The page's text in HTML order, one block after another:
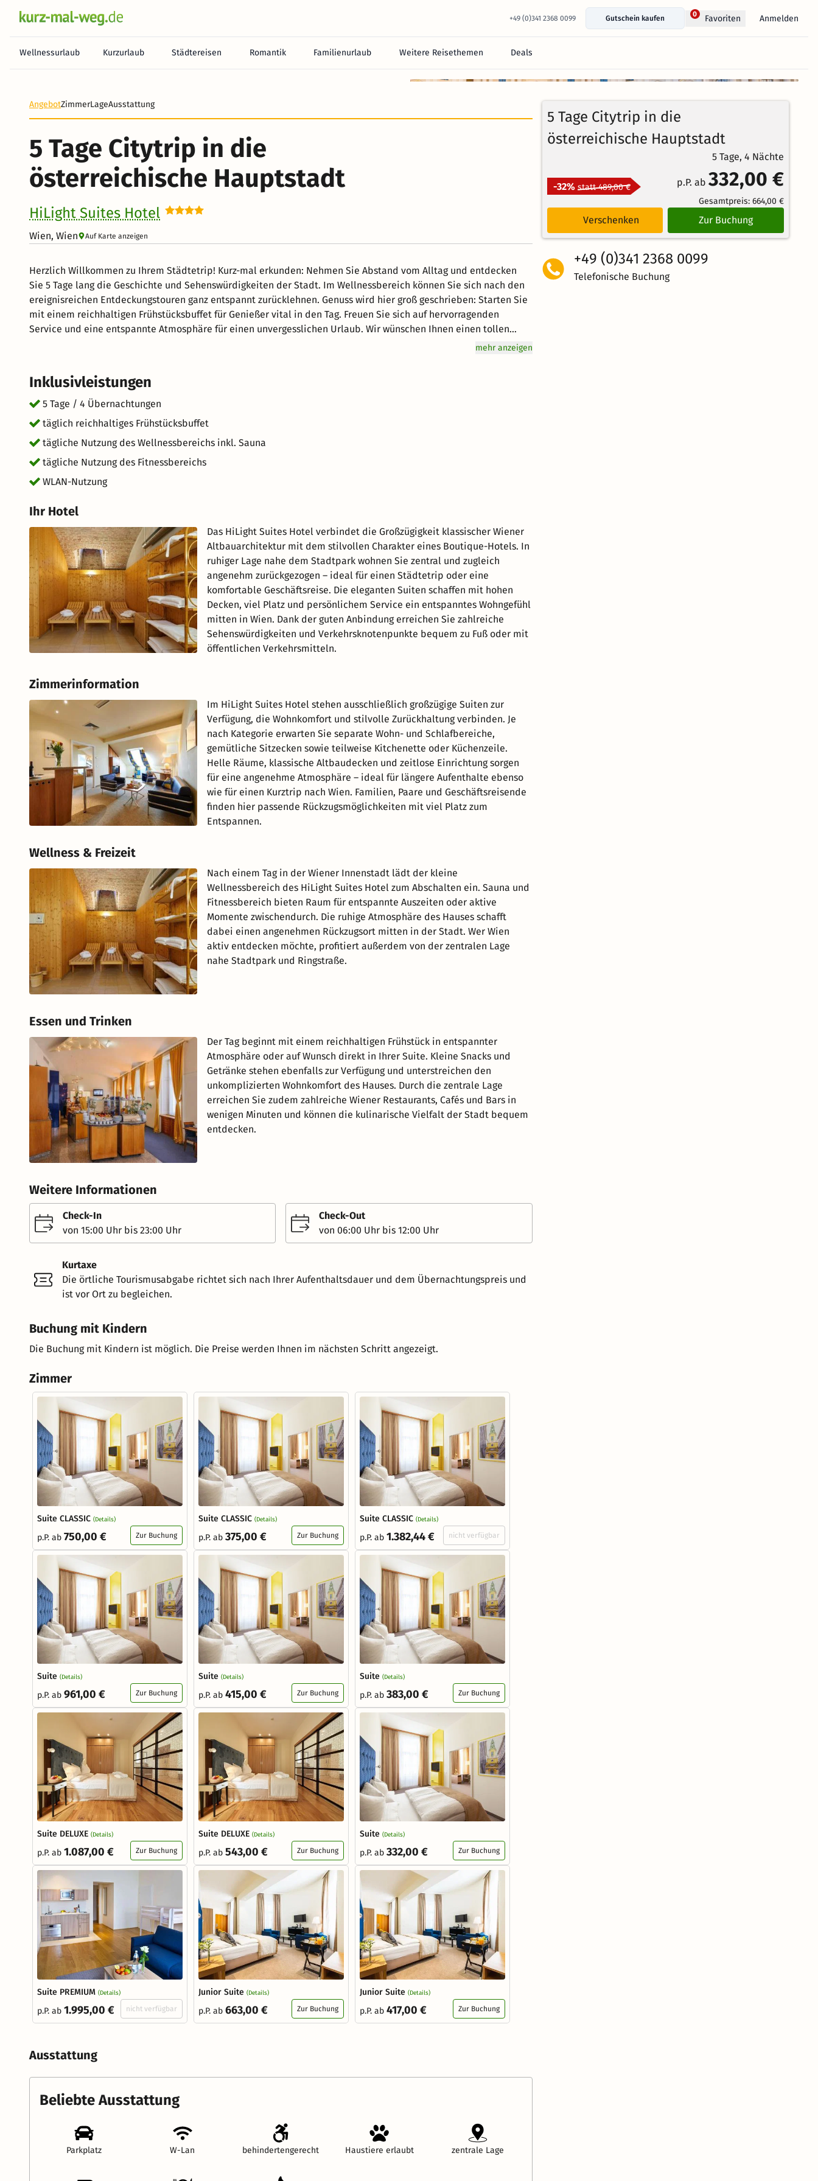
+49 (0)341 2368 0099 Gutschein kaufen
0 Favoriten Anmelden
Wellnessurlaub Kurzurlaub Städtereisen Romantik Familienurlaub Weitere Reisethemen Deals
AngebotZimmerLageAusstattung
5 Tage Citytrip in die
österreichische Hauptstadt
HiLight Suites Hotel
Wien, Wien Auf Karte anzeigen
Herzlich Willkommen zu Ihrem Städtetrip! Kurz-mal erkunden: Nehmen Sie Abstand vom Alltag und entdecken
Sie 5 Tage lang die Geschichte und Sehenswürdigkeiten der Stadt. Im Wellnessbereich können Sie sich nach den
ereignisreichen Entdeckungstouren ganz entspannt zurücklehnen. Genuss wird hier groß geschrieben: Starten Sie
mit einem reichhaltigen Frühstücksbuffet für Genießer vital in den Tag. Freuen Sie sich auf hervorragenden
Service und eine entspannte Atmosphäre für einen unvergesslichen Urlaub. Wir wünschen Ihnen einen tollen
mehr anzeigen
Inklusivleistungen
5 Tage / 4 Übernachtungen
täglich reichhaltiges Frühstücksbuffet
tägliche Nutzung des Wellnessbereichs inkl. Sauna
tägliche Nutzung des Fitnessbereichs
WLAN-Nutzung
Ihr Hotel
Das HiLight Suites Hotel verbindet die Großzügigkeit klassischer Wiener
Altbauarchitektur mit dem stilvollen Charakter eines Boutique-Hotels. In
ruhiger Lage nahe dem Stadtpark wohnen Sie zentral und zugleich
angenehm zurückgezogen – ideal für einen Städtetrip oder eine
komfortable Geschäftsreise. Die eleganten Suiten schaffen mit hohen
Decken, viel Platz und persönlichem Service ein entspanntes Wohngefühl
mitten in Wien. Dank der guten Anbindung erreichen Sie zahlreiche
Sehenswürdigkeiten und Verkehrsknotenpunkte bequem zu Fuß oder mit
öffentlichen Verkehrsmitteln.
Zimmerinformation
Im HiLight Suites Hotel stehen ausschließlich großzügige Suiten zur
Verfügung, die Wohnkomfort und stilvolle Zurückhaltung verbinden. Je
nach Kategorie erwarten Sie separate Wohn- und Schlafbereiche,
gemütliche Sitzecken sowie teilweise Kitchenette oder Küchenzeile.
Helle Räume, klassische Altbaudecken und zeitlose Einrichtung sorgen
für eine angenehme Atmosphäre – ideal für längere Aufenthalte ebenso
wie für einen Kurztrip nach Wien. Familien, Paare und Geschäftsreisende
finden hier passende Rückzugsmöglichkeiten mit viel Platz zum
Entspannen.
Wellness & Freizeit
Nach einem Tag in der Wiener Innenstadt lädt der kleine
Wellnessbereich des HiLight Suites Hotel zum Abschalten ein. Sauna und
Fitnessbereich bieten Raum für entspannte Auszeiten oder aktive
Momente zwischendurch. Die ruhige Atmosphäre des Hauses schafft
dabei einen angenehmen Rückzugsort mitten in der Stadt. Wer Wien
aktiv entdecken möchte, profitiert außerdem von der zentralen Lage
nahe Stadtpark und Ringstraße.
Essen und Trinken
Der Tag beginnt mit einem reichhaltigen Frühstück in entspannter
Atmosphäre oder auf Wunsch direkt in Ihrer Suite. Kleine Snacks und
Getränke stehen ebenfalls zur Verfügung und unterstreichen den
unkomplizierten Wohnkomfort des Hauses. Durch die zentrale Lage
erreichen Sie zudem zahlreiche Wiener Restaurants, Cafés und Bars in
wenigen Minuten und können die kulinarische Vielfalt der Stadt bequem
entdecken.
Weitere Informationen
Check-In
von 15:00 Uhr bis 23:00 Uhr
Check-Out
von 06:00 Uhr bis 12:00 Uhr
Kurtaxe
Die örtliche Tourismusabgabe richtet sich nach Ihrer Aufenthaltsdauer und dem Übernachtungspreis und
ist vor Ort zu begleichen.
Buchung mit Kindern
Die Buchung mit Kindern ist möglich. Die Preise werden Ihnen im nächsten Schritt angezeigt.
Zimmer
Suite CLASSIC (Details)
p.P. ab 750,00 € Zur Buchung
Suite CLASSIC (Details)
p.P. ab 375,00 € Zur Buchung
Suite CLASSIC (Details)
p.P. ab 1.382,44 € nicht verfügbar
Suite (Details)
p.P. ab 961,00 € Zur Buchung
Suite (Details)
p.P. ab 415,00 € Zur Buchung
Suite (Details)
p.P. ab 383,00 € Zur Buchung
Suite DELUXE (Details)
p.P. ab 1.087,00 € Zur Buchung
Suite DELUXE (Details)
p.P. ab 543,00 € Zur Buchung
Suite (Details)
p.P. ab 332,00 € Zur Buchung
Suite PREMIUM (Details)
p.P. ab 1.995,00 € nicht verfügbar
Junior Suite (Details)
p.P. ab 663,00 € Zur Buchung
Junior Suite (Details)
p.P. ab 417,00 € Zur Buchung
Ausstattung
Beliebte Ausstattung
Parkplatz W-Lan behindertengerecht Haustiere erlaubt zentrale Lage
5 Tage Citytrip in die
österreichische Hauptstadt
5 Tage, 4 Nächte
-32% statt 489,00 € p.P. ab 332,00 €
Gesamtpreis: 664,00 €
Verschenken Zur Buchung
+49 (0)341 2368 0099
Telefonische Buchung